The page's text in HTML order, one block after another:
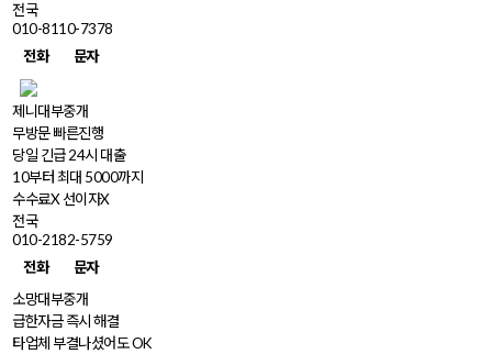
전국
010-8110-7378
전화
문자
제니대부중개
무방문 빠른진행
당일 긴급 24시 대출
10부터 최대 5000까지
수수료X 선이자X
전국
010-2182-5759
전화
문자
소망대부중개
급한자금 즉시 해결
타업체 부결나셨어도 OK